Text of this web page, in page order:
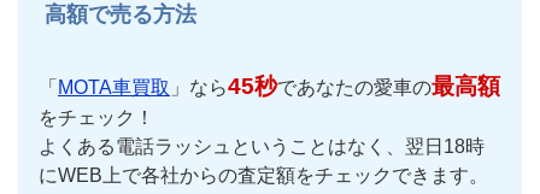
高額で売る方法
「 MOTA車買取 」なら45秒であなたの愛車の最高額
をチェック！
よくある電話ラッシュということはなく、翌日18時
にWEB上で各社からの査定額をチェックできます。